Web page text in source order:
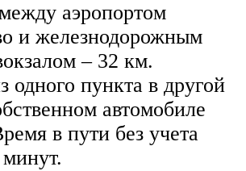
аэропортом
и железнодорожным
– 32 км.
одного пункта в другой
автомобиле
в пути без учета